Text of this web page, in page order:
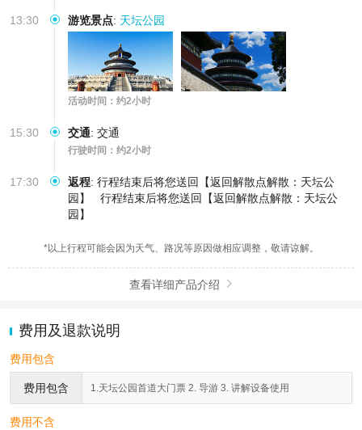
13:30 游览景点: 天坛公园
活动时间：约2小时
15:30 交通: 交通
行驶时间：约2小时
17:30 返程: 行程结束后将您送回【返回解散点解散：天坛公
园】
行程结束后将您送回【返回解散点解散：天坛公
园】
*以上行程可能会因为天气、路况等原因做相应调整，敬请谅解。
查看详细产品介绍 
费用及退款说明
费用包含
费用包含 1.天坛公园首道大门票 2. 导游 3. 讲解设备使用
费用不含